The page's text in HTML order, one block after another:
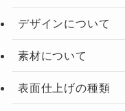
デザインについて
素材について
表面仕上げの種類